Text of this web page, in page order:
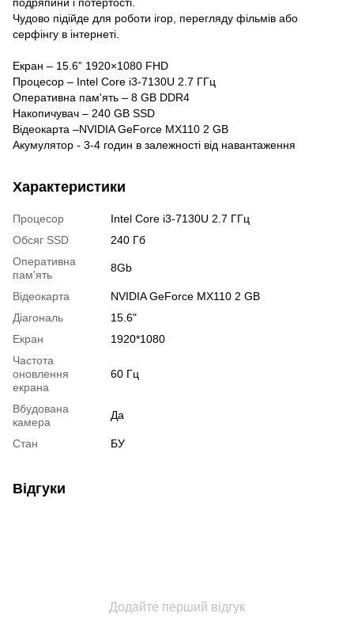
Чудово підійде для роботи ігор, перегляду фільмів або
серфінгу в інтернеті.
Екран – 15.6” 1920×1080 FHD
Процесор – Intel Core i3-7130U 2.7 ГГц
Оперативна пам'ять – 8 GB DDR4
Накопичувач – 240 GB SSD
Відеокарта –NVIDIA GeForce MX110 2 GB
Акумулятор - 3-4 годин в залежності від навантаження
Характеристики
Процесор
Intel Core i3-7130U 2.7 ГГц
Обсяг SSD
240 Гб
Оперативна
пам'ять
8Gb
Відеокарта
NVIDIA GeForce MX110 2 GB
Діагональ
15.6"
Екран
1920*1080
Частота
оновлення
екрана
60 Гц
Вбудована
камера
Да
Стан БУ
Відгуки
Додайте перший відгук